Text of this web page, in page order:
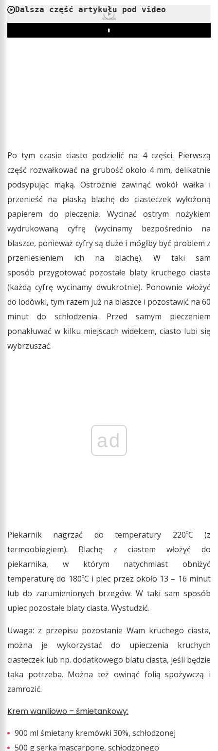
Dalsza część artykułu pod video
REKLAMA
Play
Po tym czasie ciasto podzielić na 4 części. Pierwszą
część rozwałkować na grubość około 4 mm, delikatnie
podsypując mąką. Ostrożnie zawinąć wokół wałka i
przenieść na płaską blachę do ciasteczek wyłożoną
papierem do pieczenia. Wycinać ostrym nożykiem
wydrukowaną cyfrę (wycinamy bezpośrednio na
blaszce, ponieważ cyfry są duże i mógłby być problem z
przeniesieniem ich na blachę). W taki sam
sposób przygotować pozostałe blaty kruchego ciasta
(każdą cyfrę wycinamy dwukrotnie). Ponownie włożyć
do lodówki, tym razem już na blaszce i pozostawić na 60
minut do schłodzenia. Przed samym pieczeniem
ponakłuwać w kilku miejscach widelcem, ciasto lubi się
wybrzuszać.
ad
Piekarnik nagrzać do temperatury 220ºC (z
termoobiegiem). Blachę z ciastem włożyć do
piekarnika, w którym natychmiast obniżyć
temperaturę do 180ºC i piec przez około 13 – 16 minut
lub do zarumienionych brzegów. W taki sam sposób
upiec pozostałe blaty ciasta. Wystudzić.
Uwaga: z przepisu pozostanie Wam kruchego ciasta,
można je wykorzystać do upieczenia kruchych
ciasteczek lub np. dodatkowego blatu ciasta, jeśli będzie
taka potrzeba. Można też owinąć folią spożywczą i
zamrozić.
Krem waniliowo – śmietankowy:
900 ml śmietany kremówki 30%, schłodzonej
500 g serka mascarpone, schłodzonego